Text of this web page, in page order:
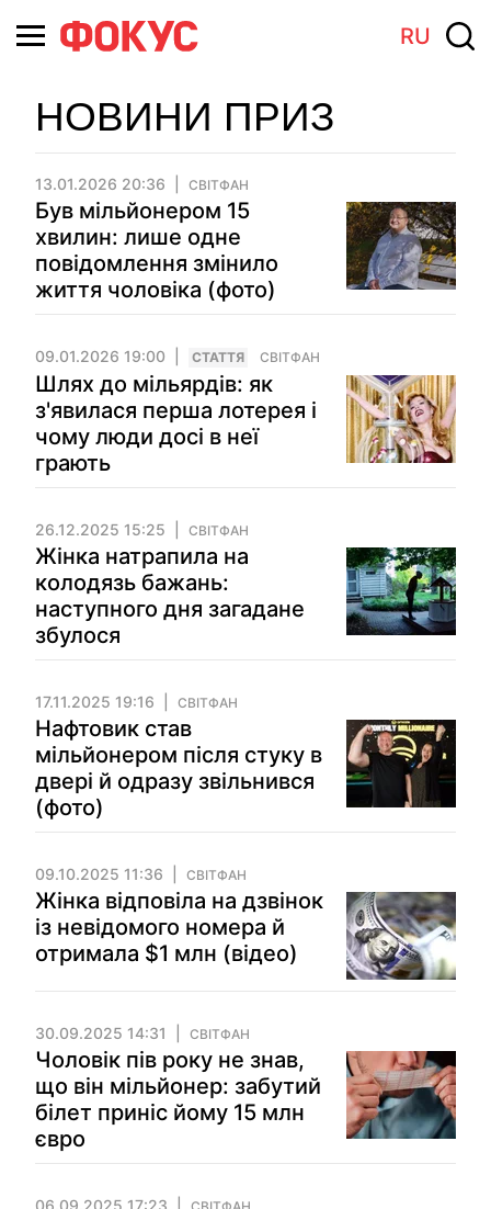
RU
НОВИНИ ПРИЗ
13.01.2026 20:36 СВІТФАН
Був мільйонером 15
хвилин: лише одне
повідомлення змінило
життя чоловіка (фото)
09.01.2026 19:00 СТАТТЯ СВІТФАН
Шлях до мільярдів: як
з'явилася перша лотерея і
чому люди досі в неї
грають
26.12.2025 15:25 СВІТФАН
Жінка натрапила на
колодязь бажань:
наступного дня загадане
збулося
17.11.2025 19:16 СВІТФАН
Нафтовик став
мільйонером після стуку в
двері й одразу звільнився
(фото)
09.10.2025 11:36 СВІТФАН
Жінка відповіла на дзвінок
із невідомого номера й
отримала $1 млн (відео)
30.09.2025 14:31 СВІТФАН
Чоловік пів року не знав,
що він мільйонер: забутий
білет приніс йому 15 млн
євро
06.09.2025 17:23